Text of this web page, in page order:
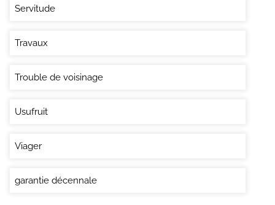
Servitude
Travaux
Trouble de voisinage
Usufruit
Viager
garantie décennale